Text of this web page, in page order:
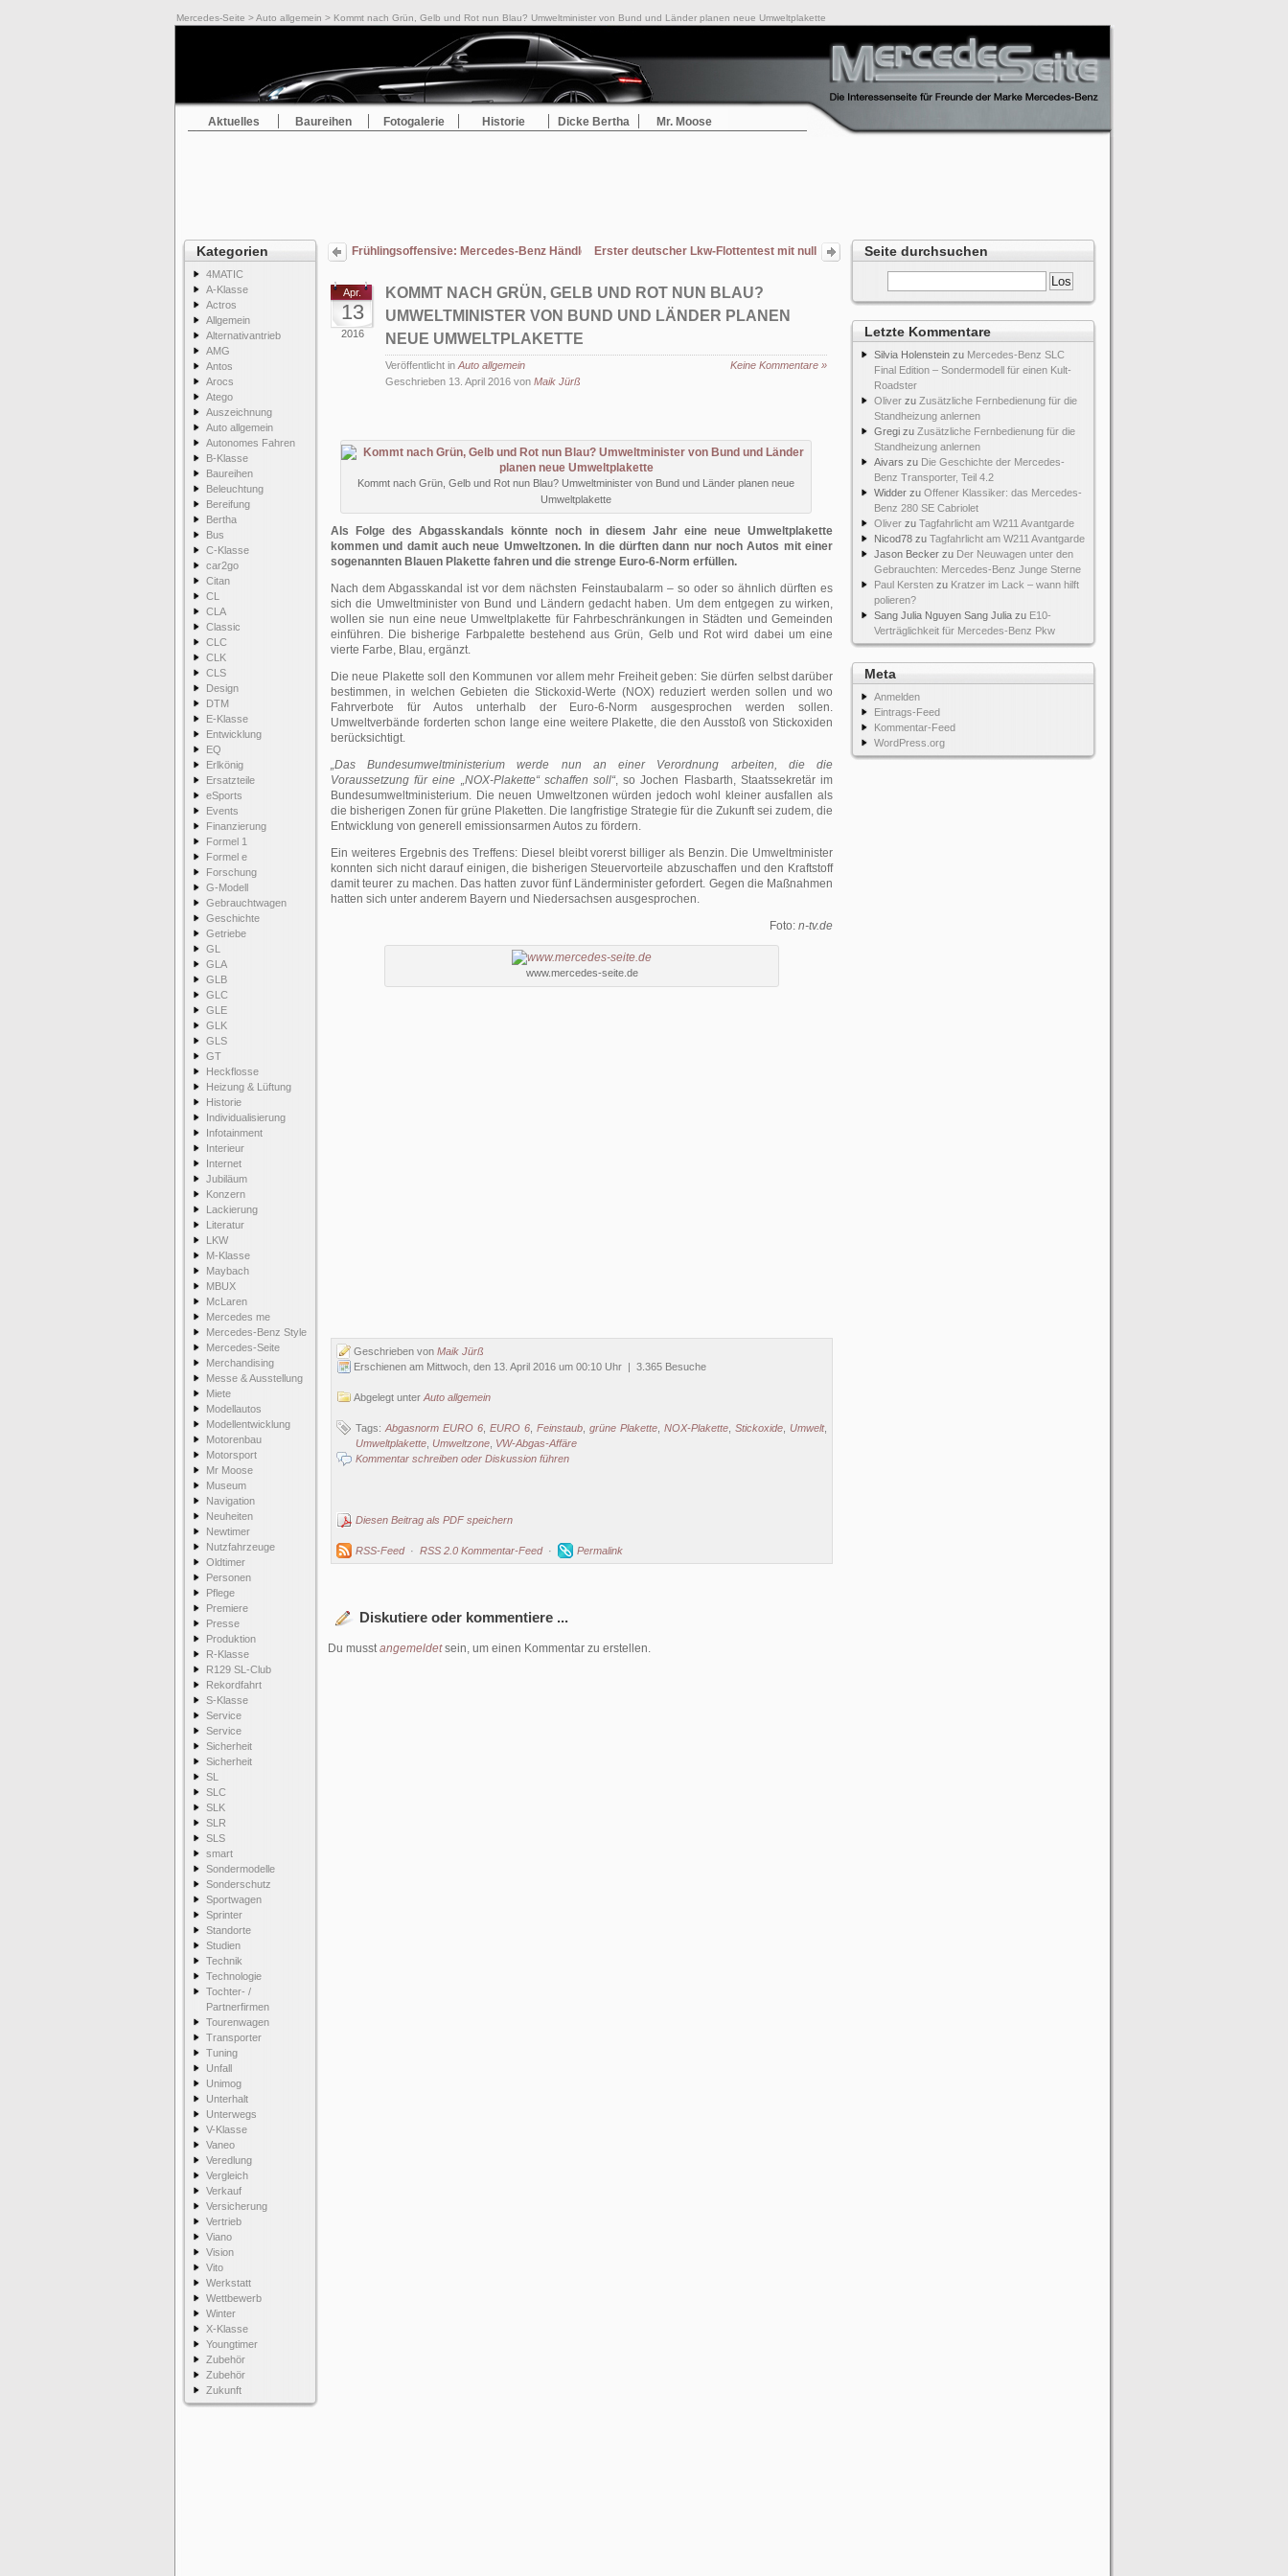
Mercedes-Seite >Auto allgemein > Kommt nach Grün, Gelb und Rot nun Blau? Umweltminister von Bund und Länder planen neue Umweltplakette
Aktuelles Baureihen Fotogalerie Historie Dicke Bertha Mr. Moose
Kategorien
4MATIC
A-Klasse
Actros
Allgemein
Alternativantrieb
AMG
Antos
Arocs
Atego
Auszeichnung
Auto allgemein
Autonomes Fahren
B-Klasse
Baureihen
Beleuchtung
Bereifung
Bertha
Bus
C-Klasse
car2go
Citan
CL
CLA
Classic
CLC
CLK
CLS
Design
DTM
E-Klasse
Entwicklung
EQ
Erlkönig
Ersatzteile
eSports
Events
Finanzierung
Formel 1
Formel e
Forschung
G-Modell
Gebrauchtwagen
Geschichte
Getriebe
GL
GLA
GLB
GLC
GLE
GLK
GLS
GT
Heckflosse
Heizung & Lüftung
Historie
Individualisierung
Infotainment
Interieur
Internet
Jubiläum
Konzern
Lackierung
Literatur
LKW
M-Klasse
Maybach
MBUX
McLaren
Mercedes me
Mercedes-Benz Style
Mercedes-Seite
Merchandising
Messe & Ausstellung
Miete
Modellautos
Modellentwicklung
Motorenbau
Motorsport
Mr Moose
Museum
Navigation
Neuheiten
Newtimer
Nutzfahrzeuge
Oldtimer
Personen
Pflege
Premiere
Presse
Produktion
R-Klasse
R129 SL-Club
Rekordfahrt
S-Klasse
Service
Service
Sicherheit
Sicherheit
SL
SLC
SLK
SLR
SLS
smart
Sondermodelle
Sonderschutz
Sportwagen
Sprinter
Standorte
Studien
Technik
Technologie
Tochter- /
Partnerfirmen
Tourenwagen
Transporter
Tuning
Unfall
Unimog
Unterhalt
Unterwegs
V-Klasse
Vaneo
Veredlung
Vergleich
Verkauf
Versicherung
Vertrieb
Viano
Vision
Vito
Werkstatt
Wettbewerb
Winter
X-Klasse
Youngtimer
Zubehör
Zubehör
Zukunft
Seite durchsuchen
Letzte Kommentare
Silvia Holenstein zu Mercedes-Benz SLC
Final Edition – Sondermodell für einen Kult-
Roadster
Oliver zu Zusätzliche Fernbedienung für die
Standheizung anlernen
Gregi zu Zusätzliche Fernbedienung für die
Standheizung anlernen
Aivars zu Die Geschichte der Mercedes-
Benz Transporter, Teil 4.2
Widder zu Offener Klassiker: das Mercedes-
Benz 280 SE Cabriolet
Oliver zu Tagfahrlicht am W211 Avantgarde
Nicod78 zu Tagfahrlicht am W211 Avantgarde
Jason Becker zu Der Neuwagen unter den
Gebrauchten: Mercedes-Benz Junge Sterne
Paul Kersten zu Kratzer im Lack – wann hilft
polieren?
Sang Julia Nguyen Sang Julia zu E10-
Verträglichkeit für Mercedes-Benz Pkw
Meta
Anmelden
Eintrags-Feed
Kommentar-Feed
WordPress.org
Frühlingsoffensive: Mercedes-Benz Händler präsentieren den Kunden im April gleich fünf neue Modelle
Erster deutscher Lkw-Flottentest mit null
Apr.
13
2016
KOMMT NACH GRÜN, GELB UND ROT NUN BLAU?
UMWELTMINISTER VON BUND UND LÄNDER PLANEN
NEUE UMWELTPLAKETTE
Veröffentlicht in Auto allgemein
Keine Kommentare »
Geschrieben 13. April 2016 von Maik Jürß
Kommt nach Grün, Gelb und Rot nun Blau? Umweltminister von Bund und Länder planen neue
Umweltplakette
Als Folge des Abgasskandals könnte noch in diesem Jahr eine neue Umweltplakette
kommen und damit auch neue Umweltzonen. In die dürften dann nur noch Autos mit einer
sogenannten Blauen Plakette fahren und die strenge Euro-6-Norm erfüllen.
Nach dem Abgasskandal ist vor dem nächsten Feinstaubalarm – so oder so ähnlich dürften es
sich die Umweltminister von Bund und Ländern gedacht haben. Um dem entgegen zu wirken,
wollen sie nun eine neue Umweltplakette für Fahrbeschränkungen in Städten und Gemeinden
einführen. Die bisherige Farbpalette bestehend aus Grün, Gelb und Rot wird dabei um eine
vierte Farbe, Blau, ergänzt.
Die neue Plakette soll den Kommunen vor allem mehr Freiheit geben: Sie dürfen selbst darüber
bestimmen, in welchen Gebieten die Stickoxid-Werte (NOX) reduziert werden sollen und wo
Fahrverbote für Autos unterhalb der Euro-6-Norm ausgesprochen werden sollen.
Umweltverbände forderten schon lange eine weitere Plakette, die den Ausstoß von Stickoxiden
berücksichtigt.
„Das Bundesumweltministerium werde nun an einer Verordnung arbeiten, die die
Voraussetzung für eine „NOX-Plakette“ schaffen soll“, so Jochen Flasbarth, Staatssekretär im
Bundesumweltministerium. Die neuen Umweltzonen würden jedoch wohl kleiner ausfallen als
die bisherigen Zonen für grüne Plaketten. Die langfristige Strategie für die Zukunft sei zudem, die
Entwicklung von generell emissionsarmen Autos zu fördern.
Ein weiteres Ergebnis des Treffens: Diesel bleibt vorerst billiger als Benzin. Die Umweltminister
konnten sich nicht darauf einigen, die bisherigen Steuervorteile abzuschaffen und den Kraftstoff
damit teurer zu machen. Das hatten zuvor fünf Länderminister gefordert. Gegen die Maßnahmen
hatten sich unter anderem Bayern und Niedersachsen ausgesprochen.
Foto: n-tv.de
www.mercedes-seite.de
Geschrieben von Maik Jürß
Erschienen am Mittwoch, den 13. April 2016 um 00:10 Uhr | 3.365 Besuche
Abgelegt unter Auto allgemein
Tags: Abgasnorm EURO 6 EURO 6 Feinstaub grüne Plakette NOX-Plakette Stickoxide Umwelt,
Umweltplakette Umweltzone VW-Abgas-Affäre
Kommentar schreiben oder Diskussion führen
Diesen Beitrag als PDF speichern
RSS-Feed· RSS 2.0 Kommentar-Feed· Permalink
Diskutiere oder kommentiere ...
Du musstangemeldetsein, um einen Kommentar zu erstellen.